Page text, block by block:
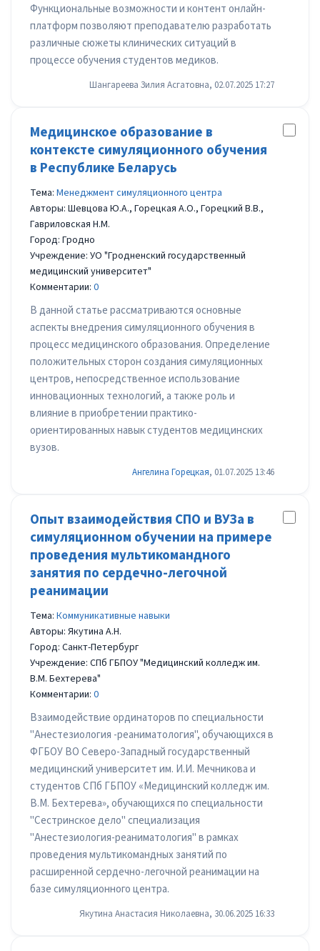
Функциональные возможности и контент онлайн-
платформ позволяют преподавателю разработать
различные сюжеты клинических ситуаций в
процессе обучения студентов медиков.
Шангареева Зилия Асгатовна, 02.07.2025 17:27
Медицинское образование в
контексте симуляционного обучения
в Республике Беларусь
Тема: Менеджмент симуляционного центра
Авторы: Шевцова Ю.А., Горецкая А.О., Горецкий В.В.,
Гавриловская Н.М.
Город: Гродно
Учреждение: УО "Гродненский государственный
медицинский университет"
Комментарии: 0
В данной статье рассматриваются основные
аспекты внедрения симуляционного обучения в
процесс медицинского образования. Определение
положительных сторон создания симуляционных
центров, непосредственное использование
инновационных технологий, а также роль и
влияние в приобретении практико-
ориентированных навык студентов медицинских
вузов.
Ангелина Горецкая, 01.07.2025 13:46
Опыт взаимодействия СПО и ВУЗа в
симуляционном обучении на примере
проведения мультикомандного
занятия по сердечно-легочной
реанимации
Тема: Коммуникативные навыки
Авторы: Якутина А.Н.
Город: Санкт-Петербург
Учреждение: СПб ГБПОУ "Медицинский колледж им.
В.М. Бехтерева"
Комментарии: 0
Взаимодействие ординаторов по специальности
"Анестезиология -реаниматология", обучающихся в
ФГБОУ ВО Северо-Западный государственный
медицинский университет им. И.И. Мечникова и
студентов СПб ГБПОУ «Медицинский колледж им.
В.М. Бехтерева», обучающихся по специальности
"Сестринское дело" специализация
"Анестезиология-реаниматология" в рамках
проведения мультикомандных занятий по
расширенной сердечно-легочной реанимации на
базе симуляционного центра.
Якутина Анастасия Николаевна, 30.06.2025 16:33